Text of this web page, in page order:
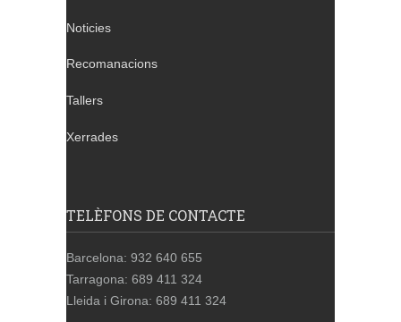
Noticies
Recomanacions
Tallers
Xerrades
TELÈFONS DE CONTACTE
Barcelona: 932 640 655
Tarragona: 689 411 324
Lleida i Girona: 689 411 324